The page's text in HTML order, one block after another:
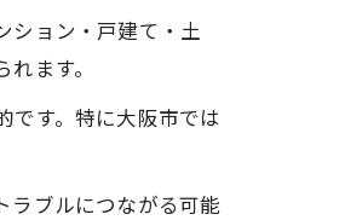
ション・戸建て・土
ます。
です。特に大阪市では
ラブルにつながる可能